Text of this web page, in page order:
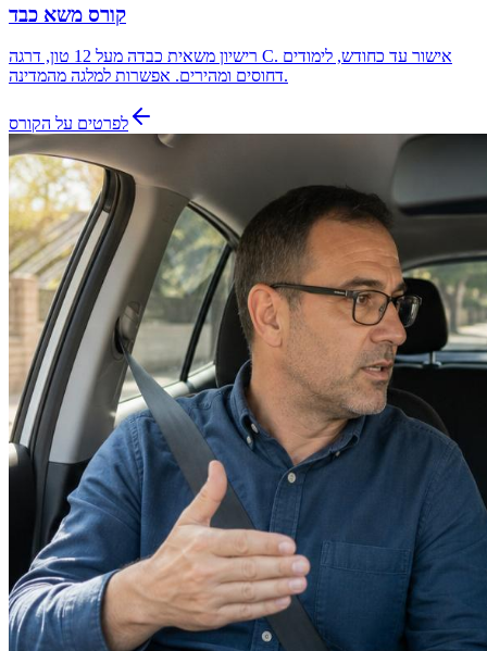
קורס משא כבד
רישיון משאית כבדה מעל 12 טון, דרגה C. אישור עד כחודש, לימודים
דחוסים ומהירים. אפשרות למלגה מהמדינה.
לפרטים על הקורס